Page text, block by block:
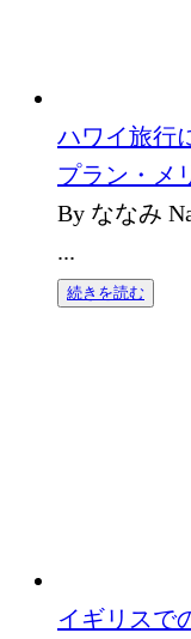
ハワイ旅行
プラン・メ
By ななみ
...
続きを読む
イギリスで